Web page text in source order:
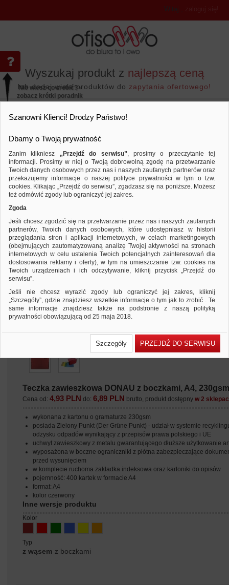
Wyszukaj produkt z najlepszą ceną
lub dodaj wiele produktów do zapytania ofertowego!
Witaj ,
Archiwizacja dokumentów
Teczki zawieszkowe
czerwona
Porównaj produkt: Teczka zawieszkowa DONAU z
Teczka zawieszkowa DONAU z boczkami, A4,
Cena od:4,93 PLN do:6,89 PLN brutto, produkt dostępnyw 2
wykonana z kartonu o gramaturze 230gsm
posiada Zielony Punkt (Der Grüne Punkt) - udział w systemie
odzysku odpadów wynikający z przepisów prawa polskiego i UE
uchwyt zawieszkowy z metalu gwarantującego dłuższe użytkowanie
wyposażona w boczne ograniczniki z płótna zabezpieczające
przed wysunięciem
w komplecie ruchoma zakładka indeksowa oraz kartoniki do opisów
pojemność: 400 kartek w formacie A4
format: A4
kolor czerwony
Inne wersje produktu
kolor
typ
z wąsem z boczkami
Nie wiesz co zrobić? -
zobacz krótki poradnik
Szanowni Klienci! Drodzy Państwo!
Dbamy o Twoją prywatność
Zanim klikniesz „Przejdź do serwisu”, prosimy o przeczytanie tej
informacji. Prosimy w niej o Twoją dobrowolną zgodę na przetwarzanie
Twoich danych osobowych przez nas i naszych zaufanych partnerów oraz
przekazujemy informacje o naszej polityce prywatności w tym o tzw.
cookies. Klikając „Przejdź do serwisu”, zgadzasz się na poniższe. Możesz
też odmówić zgody lub ograniczyć jej zakres.
Zgoda
Jeśli chcesz zgodzić się na przetwarzanie przez nas i naszych zaufanych
partnerów, Twoich danych osobowych, które udostępniasz w historii
przeglądania stron i aplikacji internetowych, w celach marketingowych
(obejmujących zautomatyzowaną analizę Twojej aktywności na stronach
internetowych w celu ustalenia Twoich potencjalnych zainteresowań dla
dostosowania reklamy i oferty), w tym na umieszczanie tzw. cookies na
Twoich urządzeniach i ich odczytywanie, kliknij przycisk „Przejdź do
serwisu”.
Jeśli nie chcesz wyrazić zgody lub ograniczyć jej zakres, kliknij
„Szczegóły”, gdzie znajdziesz wszelkie informacje o tym jak to zrobić . Te
same informacje znajdziesz także na podstronie z naszą polityką
prywatności obowiązującą od 25 maja 2018.
wcześniejsza zgoda której udzieliliście podczas zakładania konta. Każda
Państwa zgoda jest dobrowolna i można ją w dowolnym momencie
Polityka prywatności (rozwiń)
Lista Zaufanych Partnerów (rozwiń)
Szczegóły PRZEJDŹ DO SERWISU